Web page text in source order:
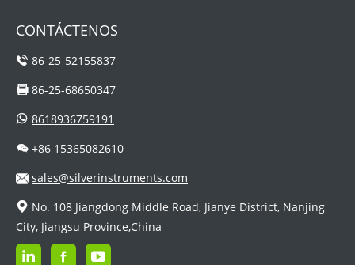
CONTÁCTENOS
86-25-52155837
86-25-68650347
8618936759191
+86 15365082610
sales@silverinstruments.com
No. 108 Jiangdong Middle Road, Jianye District, Nanjing
City, Jiangsu Province,China